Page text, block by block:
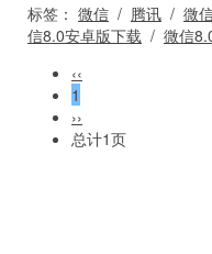
标签： 微信 / 腾讯 / 微
信8.0安卓版下载 / 微信
‹‹
1
››
总计1页